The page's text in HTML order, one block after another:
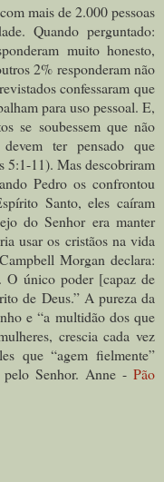
mais de 2.000 pessoas
Quando perguntado:
muito honesto,
2% responderam não
confessaram que
para uso pessoal. E,
se soubessem que não
ter pensado que
5:1-11). Mas descobriram
Pedro os confrontou
Santo, eles caíram
do Senhor era manter
usar os cristãos na vida
Morgan declara:
único poder [capaz de
de Deus.” A pureza da
e “a multidão dos que
crescia cada vez
que “agem fielmente”
pelo Senhor. Anne - Pão